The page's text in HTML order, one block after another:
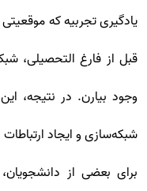
یادگیری تجربیه که
قبل از فارغ التحصیلی،
وجود بیارن. در نتیجه،
شبکه‌سازی و ایجاد
برای بعضی از